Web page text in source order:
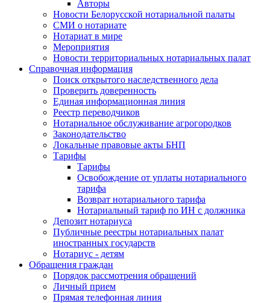
Авторы
Новости Белорусской нотариальной палаты
СМИ о нотариате
Нотариат в мире
Мероприятия
Новости территориальных нотариальных палат
Справочная информация
Поиск открытого наследственного дела
Проверить доверенность
Единая информационная линия
Реестр переводчиков
Нотариальное обслуживание агрогородков
Законодательство
Локальные правовые акты БНП
Тарифы
Тарифы
Освобождение от уплаты нотариального
тарифа
Возврат нотариального тарифа
Нотариальный тариф по ИН с должника
Депозит нотариуса
Публичные реестры нотариальных палат
иностранных государств
Нотариус - детям
Обращения граждан
Порядок рассмотрения обращений
Личный прием
Прямая телефонная линия